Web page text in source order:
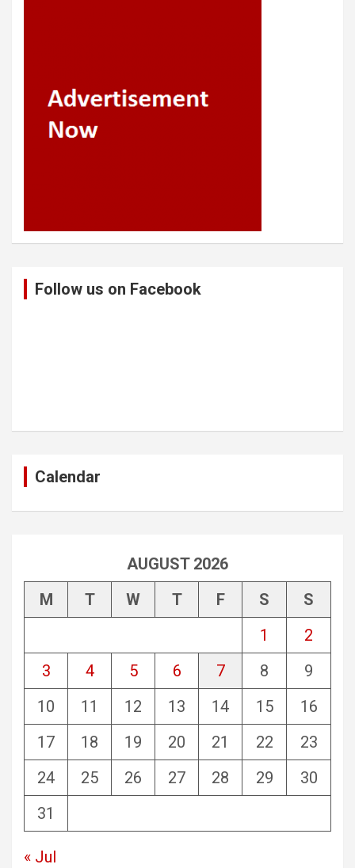
Follow us on Facebook
Calendar
AUGUST 2026
M
T W T F S
S
1
2
3
4 5 6 7 8
9
10
11 12 13 14 15
16
17
18 19 20 21 22
23
24
25 26 27 28 29
30
31
« Jul